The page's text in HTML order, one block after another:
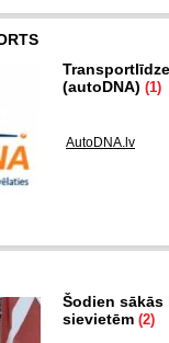
(autoDNA) (1)
AutoDNA.lv
Šodien
sievietēm (2)